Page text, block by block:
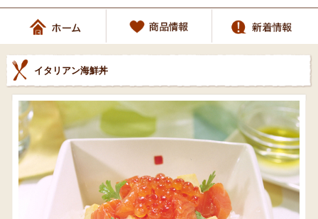
イタリアン海鮮丼